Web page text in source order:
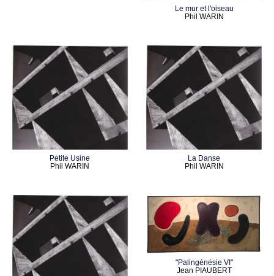
Le mur et l'oiseau
Phil WARIN
Petite Usine
Phil WARIN
La Danse
Phil WARIN
"Palingénésie VI"
Jean PIAUBERT